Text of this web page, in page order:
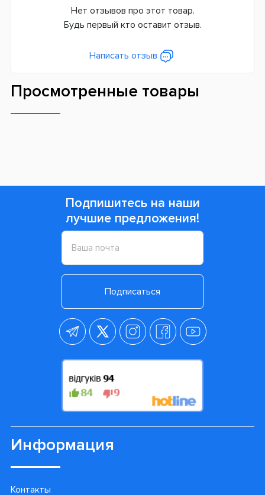
Нет отзывов про этот товар.
Будь первый кто оставит отзыв.
Написать отзыв
Просмотренные товары
Подпишитесь на наши
лучшие предложения!
Подписаться
Информация
Контакты